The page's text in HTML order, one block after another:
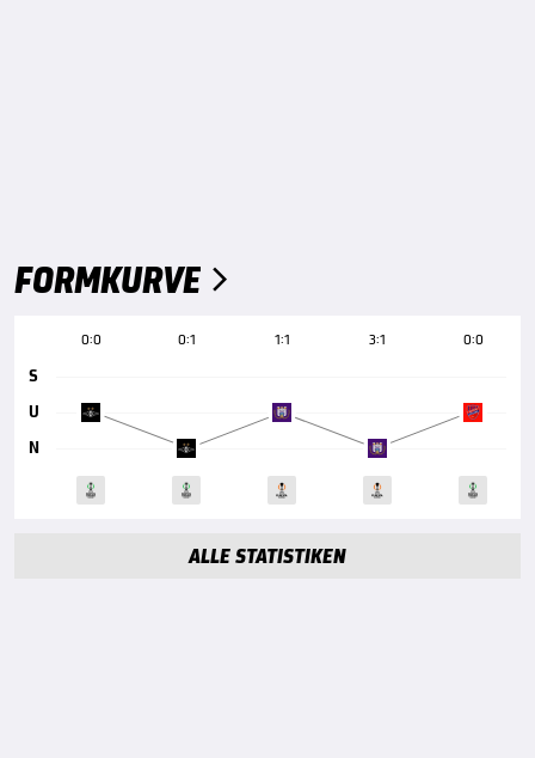
FORMKURVE 
0:0 0:1 1:1 3:1 0:0
S
U
N
ALLE STATISTIKEN